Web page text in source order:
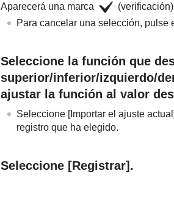
Aparecerá una marca
Para cancelar una selección, pulse
Seleccione la función que
superior/inferior/izquierdo/
ajustar la función al valor
Seleccione [Importar el ajuste actual]
registro que ha elegido.
Seleccione [Registrar] .